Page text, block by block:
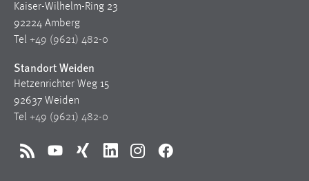
Kaiser-Wilhelm-Ring 23
92224 Amberg
Tel +49 (9621) 482-0
Standort Weiden
Hetzenrichter Weg 15
92637 Weiden
Tel +49 (9621) 482-0
RSS YouTubeXing LinkedInInstagramFacebook
Cookie Laufzeit:
Max. 13 Monate
MARKETING
Marketing Cookies werden von Drittanbietern
verwendet, um personalisierte Werbung anzuzeigen.
hinweg verfolgen.